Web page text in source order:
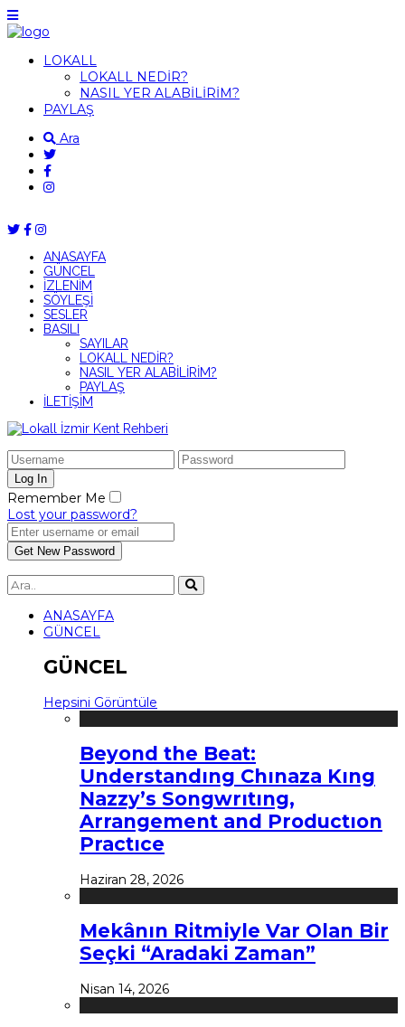
LOKALL
LOKALL NEDİR?
NASIL YER ALABİLİRİM?
PAYLAŞ
Ara
ANASAYFA
GÜNCEL
İZLENİM
SÖYLEŞİ
SESLER
BASILI
SAYILAR
LOKALL NEDİR?
NASIL YER ALABİLİRİM?
PAYLAŞ
İLETİŞİM
Remember Me
Lost your password?
ANASAYFA
GÜNCEL
GÜNCEL
Hepsini Görüntüle
Beyond the Beat:
Understandıng Chınaza Kıng
Nazzy’s Songwrıtıng,
Arrangement and Productıon
Practıce
Haziran 28, 2026
Mekânın Ritmiyle Var Olan Bir
Seçki “Aradaki Zaman”
Nisan 14, 2026